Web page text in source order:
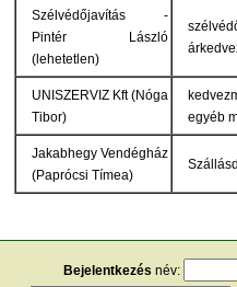
Szélvédőjavítás -
Pintér László
(lehetetlen)
UNISZERVIZ Kft (Nóga
Tibor)
egyéb
Jakabhegy Vendégház
(Paprócsi Tímea)
Bejelentkezés név: